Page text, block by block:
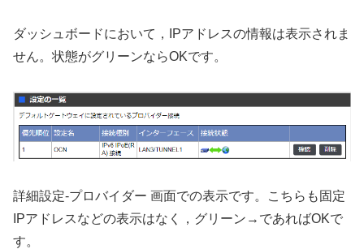
ダッシュボードにおいて，IPアドレスの情報は表示されま
せん。状態がグリーンならOKです。
詳細設定-プロバイダー 画面での表示です。こちらも固定
IPアドレスなどの表示はなく，グリーン→であればOKで
す。